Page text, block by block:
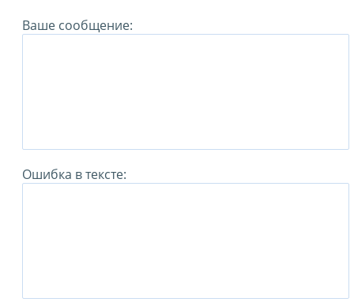
Ваше сообщение:
Ошибка в тексте: